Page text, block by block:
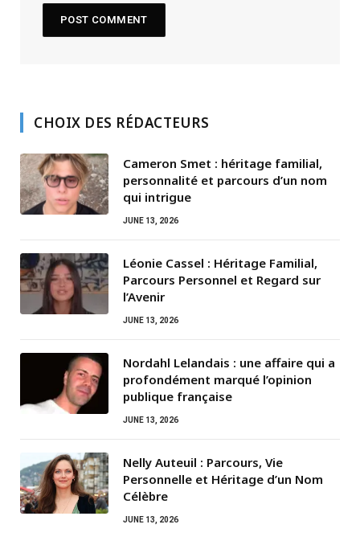
CHOIX DES RÉDACTEURS
Cameron Smet : héritage familial,
personnalité et parcours d’un nom
qui intrigue
JUNE 13, 2026
Léonie Cassel : Héritage Familial,
Parcours Personnel et Regard sur
l’Avenir
JUNE 13, 2026
Nordahl Lelandais : une affaire qui a
profondément marqué l’opinion
publique française
JUNE 13, 2026
Nelly Auteuil : Parcours, Vie
Personnelle et Héritage d’un Nom
Célèbre
JUNE 13, 2026